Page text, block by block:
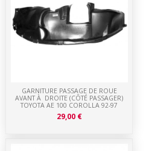
GARNITURE PASSAGE DE ROUE
AVANT À DROITE (CÔTÉ PASSAGER)
TOYOTA AE 100 COROLLA 92-97
29,00 €